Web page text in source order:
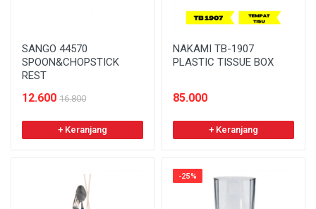
SANGO 44570
SPOON&CHOPSTICK
REST
12.600 16.800
+ Keranjang
NAKAMI TB-1907
PLASTIC TISSUE BOX
85.000
+ Keranjang
-25%